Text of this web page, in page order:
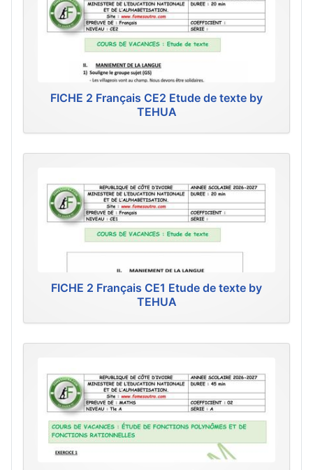
FICHE 2 Français CE2 Etude de texte by
TEHUA
FICHE 2 Français CE1 Etude de texte by
TEHUA